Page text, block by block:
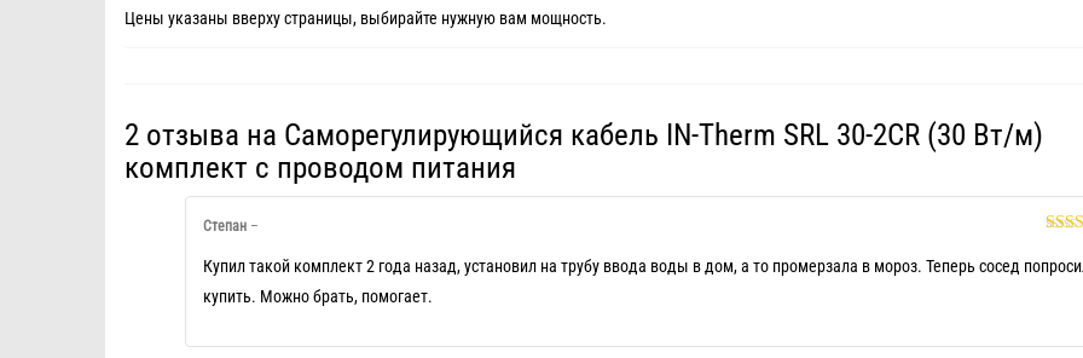
Цены указаны вверху страницы, выбирайте нужную вам мощность.
2 отзыва на Саморегулирующийся кабель IN-Therm SRL 30-2CR (30 Вт/м)
комплект с проводом питания
5
Степан –
Купил такой комплект 2 года назад, установил на трубу ввода воды в дом, а то промерзала в мороз. Теперь сосед
купить. Можно брать, помогает.